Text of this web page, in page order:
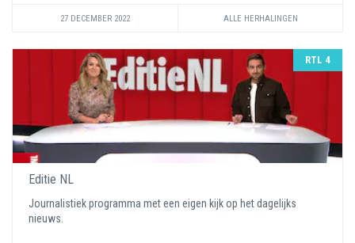
27 DECEMBER 2022 ALLE HERHALINGEN
RTL 4
Editie NL
Journalistiek programma met een eigen kijk op het dagelijks
nieuws.